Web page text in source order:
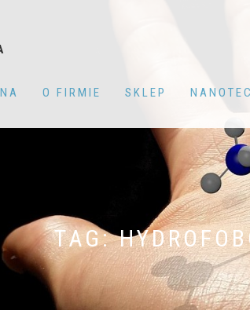
O FIRMIE SKLEP
TAG: